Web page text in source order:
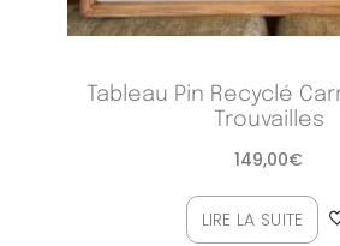
Tableau Pin Recyclé
Trouvailles
149,00€
LIRE LA SUITE